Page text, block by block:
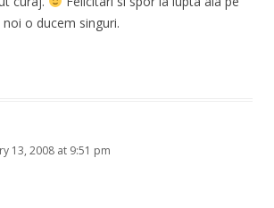
o ducem singuri.
13, 2008 at 9:51 pm